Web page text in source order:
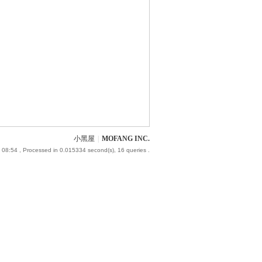
小黑屋 MOFANG INC.
08:54 , Processed in 0.015334 second(s), 16 queries .